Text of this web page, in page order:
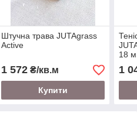
Штучна трава JUTAgrass
Active
1 572₴/кв.м
Купити
18
1